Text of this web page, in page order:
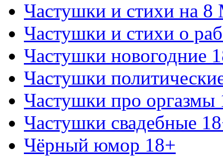
Частушки и стихи на 8
Частушки и стихи о
Частушки новогодние
Частушки
Частушки про оргазмы
Частушки свадебные
Чёрный юмор 18+